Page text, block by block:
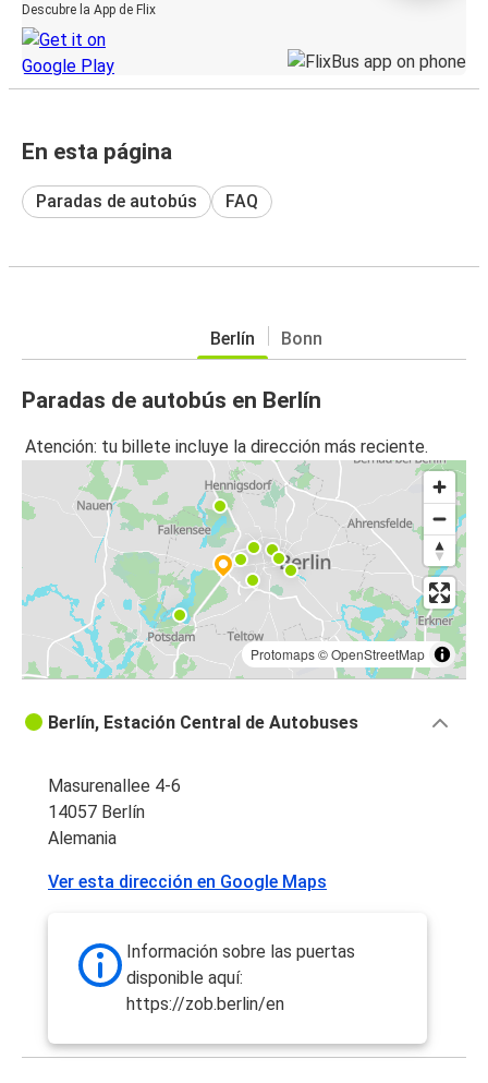
Descubre la App de Flix
En esta página
Paradas de autobús FAQ
Berlín Bonn
Paradas de autobús en Berlín
Atención: tu billete incluye la dirección más reciente.
Protomaps©OpenStreetMap
Berlín, Estación Central de Autobuses
Masurenallee 4-6
14057 Berlín
Alemania
Ver esta dirección en Google Maps
Información sobre las puertas
disponible aquí:
https://zob.berlin/en